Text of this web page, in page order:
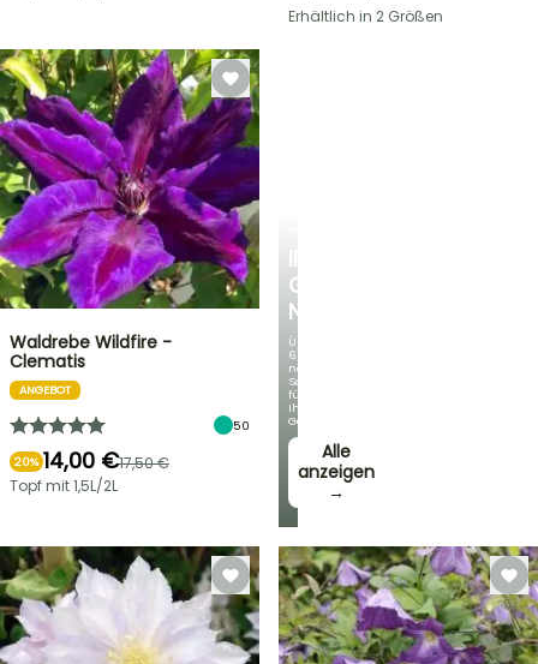
IRIS
GERMANICA
NEUHEITEN
Über
60
neue
Sorten
für
Ihren
Garten!
Alle
anzeigen
→
Erhältlich in 2 Größen
Waldrebe Wildfire -
Clematis
ANGEBOT
50
20% 14,00 €17,50 €
Topf mit 1,5L/2L